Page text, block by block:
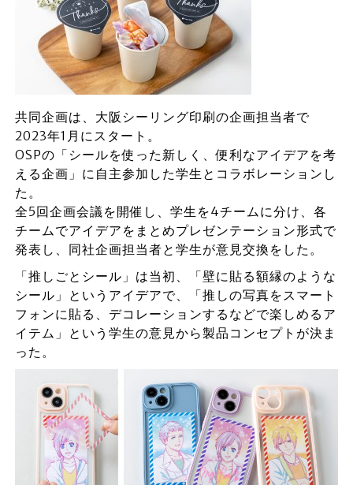
共同企画は、大阪シーリング印刷の企画担当者で
2023年1月にスタート。
OSPの「シールを使った新しく、便利なアイデアを考
える企画」に自主参加した学生とコラボレーションし
た。
全5回企画会議を開催し、学生を4チームに分け、各
チームでアイデアをまとめプレゼンテーション形式で
発表し、同社企画担当者と学生が意見交換をした。
「推しごとシール」は当初、「壁に貼る額縁のような
シール」というアイデアで、「推しの写真をスマート
フォンに貼る、デコレーションするなどで楽しめるア
イテム」という学生の意見から製品コンセプトが決ま
った。